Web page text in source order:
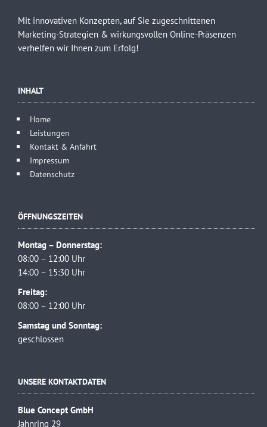
Mit innovativen Konzepten, auf Sie zugeschnittenen
Marketing-Strategien & wirkungsvollen Online-Präsenzen
verhelfen wir Ihnen zum Erfolg!
INHALT
Home
Leistungen
Kontakt & Anfahrt
Impressum
Datenschutz
ÖFFNUNGSZEITEN
Montag – Donnerstag:
08:00 – 12:00 Uhr
14:00 – 15:30 Uhr
Freitag:
08:00 – 12:00 Uhr
Samstag und Sonntag:
geschlossen
UNSERE KONTAKTDATEN
Blue Concept GmbH
Jahnring 29